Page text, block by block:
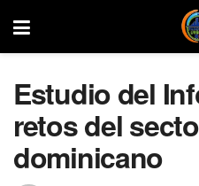
Estudio del
retos del
dominicano